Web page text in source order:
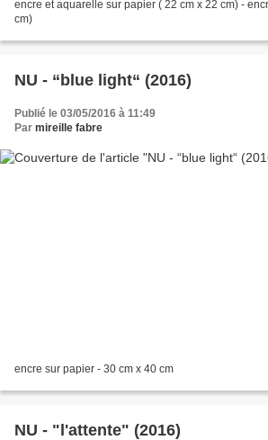
encre et aquarelle sur papier ( 22 cm x 22 cm) - encre sur papier (40 cm x 30
cm)
NU - “blue light“ (2016)
Publié le 03/05/2016 à 11:49
Par mireille fabre
encre sur papier - 30 cm x 40 cm
NU - "l'attente" (2016)